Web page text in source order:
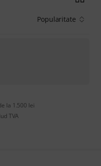
Popularitate
la 1.500 lei
TVA